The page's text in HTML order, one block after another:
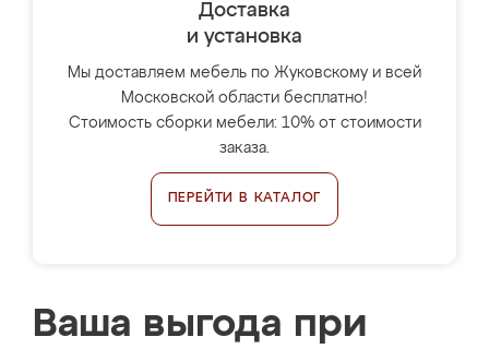
Доставка
и установка
Мы доставляем мебель по Жуковскому и всей
Московской области бесплатно!
Стоимость сборки мебели: 10% от стоимости
заказа.
ПЕРЕЙТИ В КАТАЛОГ
Ваша выгода при